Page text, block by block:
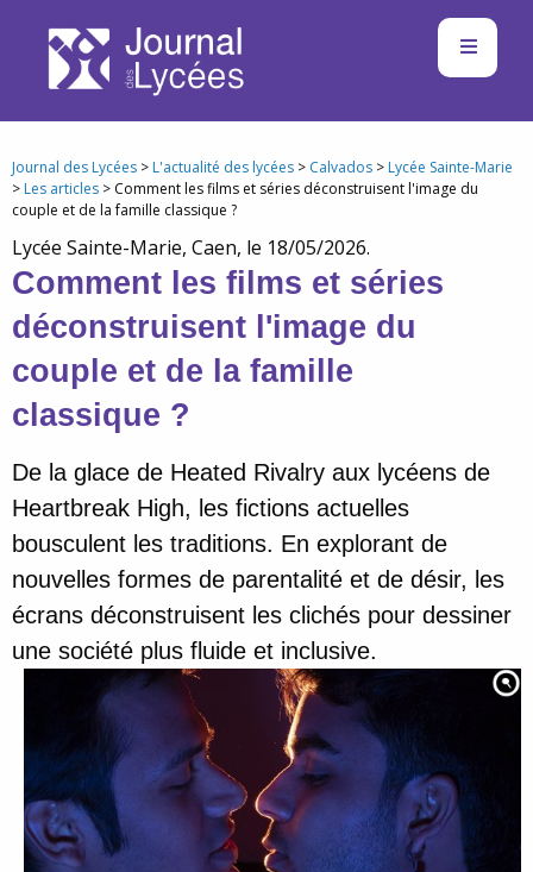
Journal des Lycées > L'actualité des lycées > Calvados > Lycée Sainte-Marie
> Les articles > Comment les films et séries déconstruisent l'image du
couple et de la famille classique ?
Lycée Sainte-Marie, Caen, le 18/05/2026.
Comment les films et séries
déconstruisent l'image du
couple et de la famille
classique ?
De la glace de Heated Rivalry aux lycéens de
Heartbreak High, les fictions actuelles
bousculent les traditions. En explorant de
nouvelles formes de parentalité et de désir, les
écrans déconstruisent les clichés pour dessiner
une société plus fluide et inclusive.